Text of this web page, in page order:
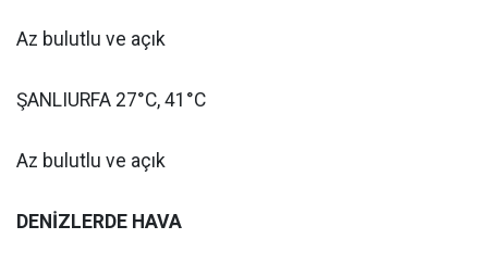
Az bulutlu ve açık
ŞANLIURFA 27°C, 41°C
Az bulutlu ve açık
DENİZLERDE HAVA